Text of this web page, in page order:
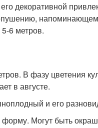
декоративной
6 метров.
В фазу цветения
в августе.
Могут быть